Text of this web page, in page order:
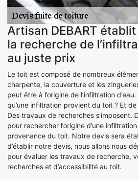
Artisan DEBART
la recherche de
au juste prix
Le toit est composé de nombreux
charpente, la couverture et les
peut être à l’origine de l’infiltration
qu’une infiltration provient du toit ? Et
Des travaux de recherches s’imposent.
pour rechercher l’origine d’une
provenance du toit. Notre devis sera
d’établir notre devis, nous allons nous
pour évaluer les travaux de recherche,
recherches et d’accessibilité au toit.